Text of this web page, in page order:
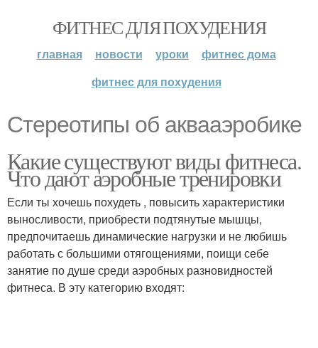
ФИТНЕС ДЛЯ ПОХУДЕНИЯ
главная новости уроки
фитнес дома
фитнес для похудения
Стереотипы об аквааэробике
Какие существуют виды фитнеса.
Что дают аэробные тренировки
Если ты хочешь похудеть , повысить характеристики
выносливости, приобрести подтянутые мышцы,
предпочитаешь динамические нагрузки и не любишь
работать с большими отягощениями, поищи себе
занятие по душе среди аэробных разновидностей
фитнеса. В эту категорию входят: